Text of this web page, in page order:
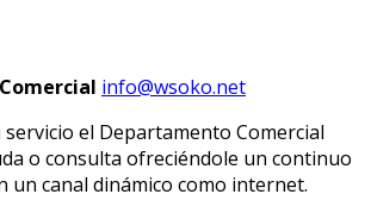
info@wsoko.net
el Departamento Comercial
o consulta ofreciéndole un continuo
un canal dinámico como internet.